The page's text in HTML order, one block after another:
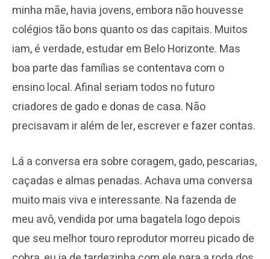
minha mãe, havia jovens, embora não houvesse
colégios tão bons quanto os das capitais. Muitos
iam, é verdade, estudar em Belo Horizonte. Mas
boa parte das famílias se contentava com o
ensino local. Afinal seriam todos no futuro
criadores de gado e donas de casa. Não
precisavam ir além de ler, escrever e fazer contas.
Lá a conversa era sobre coragem, gado, pescarias,
caçadas e almas penadas. Achava uma conversa
muito mais viva e interessante. Na fazenda de
meu avô, vendida por uma bagatela logo depois
que seu melhor touro reprodutor morreu picado de